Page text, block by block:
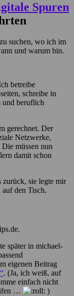
suchen, wo ich im
und warum bin.
betreibe
schreibe in
und beruflich
gerechnet. Der
Netzwerke,
müssen nun
damit schon
sie legte mir
den Tisch.
später in michael-
eigenen Beitrag
. (Ja, ich weiß, auf
einfach nicht
…
)